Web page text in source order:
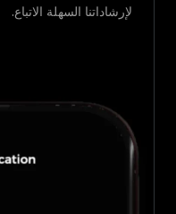
لإرشاداتنا السهلة الاتباع.